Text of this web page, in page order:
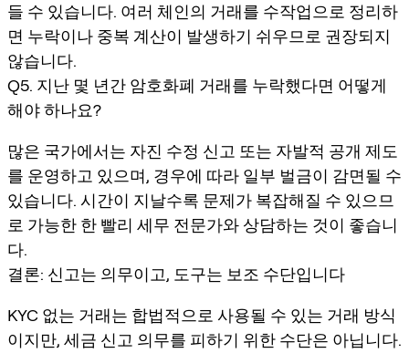
들 수 있습니다. 여러 체인의 거래를 수작업으로 정리하
면 누락이나 중복 계산이 발생하기 쉬우므로 권장되지
않습니다.
Q5. 지난 몇 년간 암호화폐 거래를 누락했다면 어떻게
해야 하나요?
많은 국가에서는 자진 수정 신고 또는 자발적 공개 제도
를 운영하고 있으며, 경우에 따라 일부 벌금이 감면될 수
있습니다. 시간이 지날수록 문제가 복잡해질 수 있으므
로 가능한 한 빨리 세무 전문가와 상담하는 것이 좋습니
다.
결론: 신고는 의무이고, 도구는 보조 수단입니다
KYC 없는 거래는 합법적으로 사용될 수 있는 거래 방식
이지만, 세금 신고 의무를 피하기 위한 수단은 아닙니다.